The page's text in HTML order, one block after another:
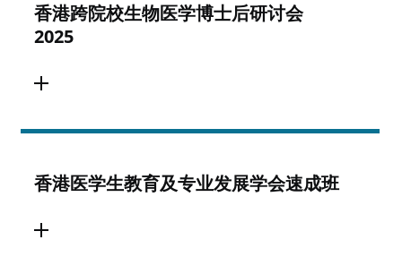
香港跨院校生物医学博士后研讨会
2025
香港医学生教育及专业发展学会速成班